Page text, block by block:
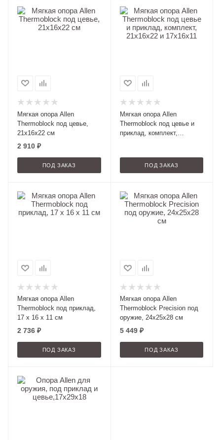
Мягкая опора Allen
Thermoblock под цевье,
21х16х22 см
2 910 ₽
ПОД ЗАКАЗ
Мягкая опора Allen
Thermoblock под цевье и
приклад, комплект,
ПОД ЗАКАЗ
Мягкая опора Allen
Thermoblock под приклад,
17 х 16 х 11 см
2 736 ₽
ПОД ЗАКАЗ
Мягкая опора Allen
Thermoblock Precision под
оружие, 24х25х28 см
5 449₽
ПОД ЗАКАЗ